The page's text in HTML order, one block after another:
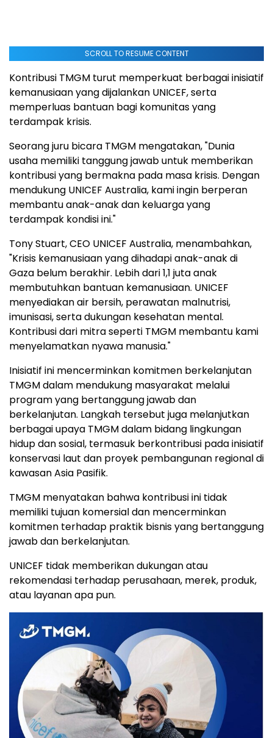
SCROLL TO RESUME CONTENT
Kontribusi TMGM turut memperkuat berbagai inisiatif
kemanusiaan yang dijalankan UNICEF, serta
memperluas bantuan bagi komunitas yang
terdampak krisis.
Seorang juru bicara TMGM mengatakan, "Dunia
usaha memiliki tanggung jawab untuk memberikan
kontribusi yang bermakna pada masa krisis. Dengan
mendukung UNICEF Australia, kami ingin berperan
membantu anak-anak dan keluarga yang
terdampak kondisi ini."
Tony Stuart, CEO UNICEF Australia, menambahkan,
"Krisis kemanusiaan yang dihadapi anak-anak di
Gaza belum berakhir. Lebih dari 1,1 juta anak
membutuhkan bantuan kemanusiaan. UNICEF
menyediakan air bersih, perawatan malnutrisi,
imunisasi, serta dukungan kesehatan mental.
Kontribusi dari mitra seperti TMGM membantu kami
menyelamatkan nyawa manusia."
Inisiatif ini mencerminkan komitmen berkelanjutan
TMGM dalam mendukung masyarakat melalui
program yang bertanggung jawab dan
berkelanjutan. Langkah tersebut juga melanjutkan
berbagai upaya TMGM dalam bidang lingkungan
hidup dan sosial, termasuk berkontribusi pada inisiatif
konservasi laut dan proyek pembangunan regional di
kawasan Asia Pasifik.
TMGM menyatakan bahwa kontribusi ini tidak
memiliki tujuan komersial dan mencerminkan
komitmen terhadap praktik bisnis yang bertanggung
jawab dan berkelanjutan.
UNICEF tidak memberikan dukungan atau
rekomendasi terhadap perusahaan, merek, produk,
atau layanan apa pun.